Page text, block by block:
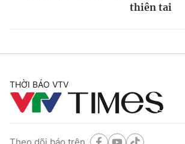
thiên tai
THỜI BÁO VTV